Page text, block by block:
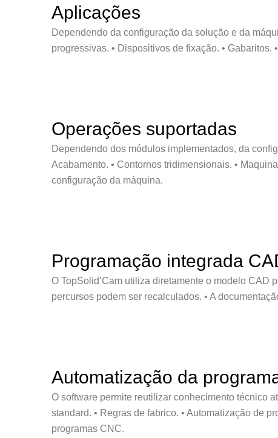
Aplicações
Dependendo da configuração da solução e da
progressivas. • Dispositivos de fixação. •
Operações suportadas
Dependendo dos módulos implementados, da
Acabamento. • Contornos tridimensionais. •
configuração da máquina.
Programação integrada
O TopSolid’Cam utiliza diretamente o modelo CAD
percursos podem ser recalculados. • A
Automatização da
O software permite reutilizar conhecimento técnico
standard. • Regras de fabrico. • Automatização de
programas CNC.